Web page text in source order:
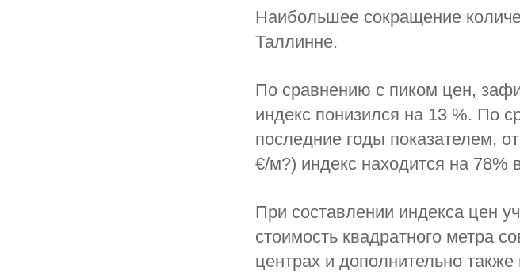
Наибольшее сокращение
Таллинне.
По сравнению с пиком цен,
индекс понизился на 13 %. По
последние годы показателем,
€/м?) индекс находится на 78%
При составлении индекса цен
стоимость квадратного метра
центрах и дополнительно